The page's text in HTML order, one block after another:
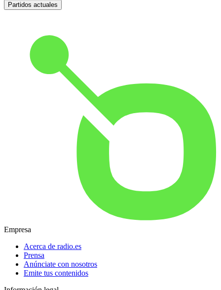
Partidos actuales
Empresa
Acerca de radio.es
Prensa
Anúnciate con nosotros
Emite tus contenidos